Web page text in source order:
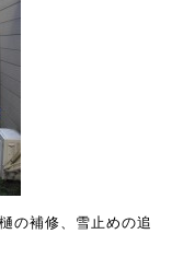
の補修、雪止めの追